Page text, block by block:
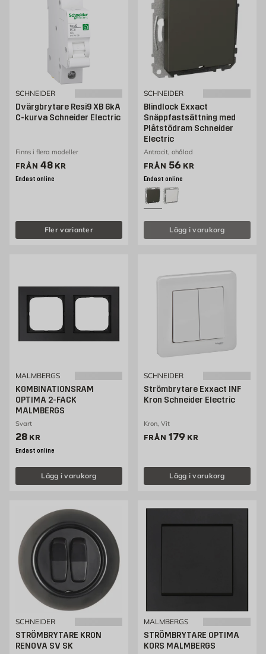
Välkommen att kolla in vårt sortiment av strömbrytare som du kan köpa
bekvämt från Byggmax. Kom in till din närmaste Byggmax-butik eller kolla
här online för att se vilka strömbrytare som vi kan erbjuda.
SCHNEIDER
Dvärgbrytare Resi9 XB 6kA
C-kurva Schneider Electric
Finns i flera modeller
FRÅN Pris 48 kr
48 KR
Endast online
Fler varianter
SCHNEIDER
Blindlock Exxact
Snäppfastsättning med
Plåtstödram Schneider
Electric
Antracit, ohålad
FRÅN Pris 31 kr
56 KR
Endast online
Lägg i varukorg
MALMBERGS
KOMBINATIONSRAM
OPTIMA 2-FACK
MALMBERGS
Svart
Pris 28 kr
28 KR
Endast online
Lägg i varukorg
SCHNEIDER
Strömbrytare Exxact INF
Kron Schneider Electric
Kron, Vit
FRÅN Pris 179 kr
179 KR
Lägg i varukorg
SCHNEIDER
STRÖMBRYTARE KRON
RENOVA SV SK
MALMBERGS
STRÖMBRYTARE OPTIMA
KORS MALMBERGS